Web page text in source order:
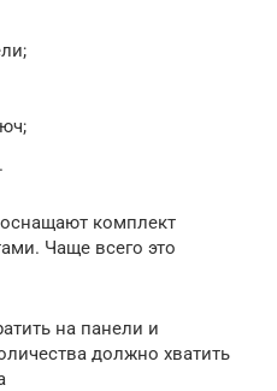
комплект
Чаще всего это
на панели и
должно хватить